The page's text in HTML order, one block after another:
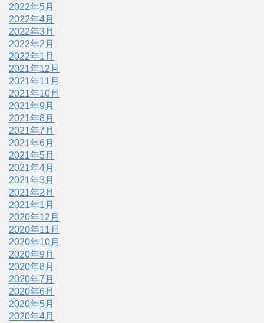
2022年5月
2022年4月
2022年3月
2022年2月
2022年1月
2021年12月
2021年11月
2021年10月
2021年9月
2021年8月
2021年7月
2021年6月
2021年5月
2021年4月
2021年3月
2021年2月
2021年1月
2020年12月
2020年11月
2020年10月
2020年9月
2020年8月
2020年7月
2020年6月
2020年5月
2020年4月